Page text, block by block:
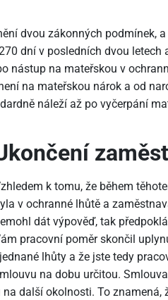
dvou zákonných podmínek, a
dní v posledních dvou letech
nástup na mateřskou v
na mateřskou nárok a od
náleží až po vyčerpání
k tomu, že během
v ochranné lhůtě a
dát výpověď, tak
pracovní poměr skončil
lhůty a že jste tedy
na dobu určitou.
další okolnosti. To znamená,